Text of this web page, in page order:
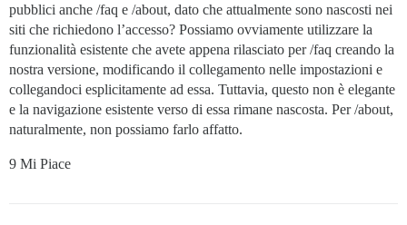
pubblici anche /faq e /about, dato che attualmente sono nascosti nei
siti che richiedono l’accesso? Possiamo ovviamente utilizzare la
funzionalità esistente che avete appena rilasciato per /faq creando la
nostra versione, modificando il collegamento nelle impostazioni e
collegandoci esplicitamente ad essa. Tuttavia, questo non è elegante
e la navigazione esistente verso di essa rimane nascosta. Per /about,
naturalmente, non possiamo farlo affatto.
9 Mi Piace